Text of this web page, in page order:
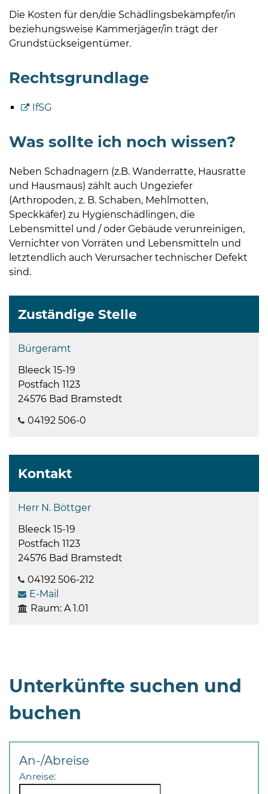
Die Kosten für den/die Schädlingsbekämpfer/in
beziehungsweise Kammerjäger/in trägt der
Grundstückseigentümer.
Rechtsgrundlage
IfSG
Was sollte ich noch wissen?
Neben Schadnagern (z.B. Wanderratte, Hausratte
und Hausmaus) zählt auch Ungeziefer
(Arthropoden, z. B. Schaben, Mehlmotten,
Speckkäfer) zu Hygienschädlingen, die
Lebensmittel und / oder Gebäude verunreinigen,
Vernichter von Vorräten und Lebensmitteln und
letztendlich auch Verursacher technischer Defekt
sind.
Zuständige Stelle
Bürgeramt
Bleeck 15-19
Postfach 1123
24576 Bad Bramstedt
04192 506-0
Kontakt
Herr N. Böttger
Bleeck 15-19
Postfach 1123
24576 Bad Bramstedt
04192 506-212
E-Mail
Raum: A 1.01
Unterkünfte suchen und
buchen
An-/Abreise
Anreise: